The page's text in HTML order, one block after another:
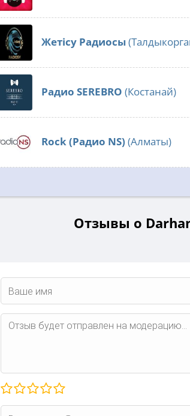
Жетісу Радиосы
Радио SEREBRO (Костанай)
Rock (Радио NS) (Алматы)
Отзывы о